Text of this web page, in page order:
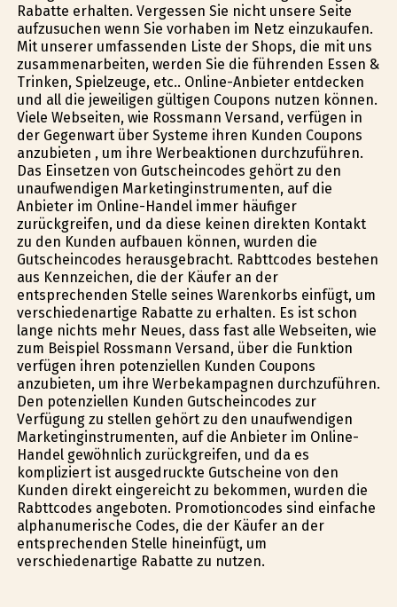
Rabatte erhalten. Vergessen Sie nicht unsere Seite
aufzusuchen wenn Sie vorhaben im Netz einzukaufen.
Mit unserer umfassenden Liste der Shops, die mit uns
zusammenarbeiten, werden Sie die führenden Essen &
Trinken, Spielzeuge, etc.. Online-Anbieter entdecken
und all die jeweiligen gültigen Coupons nutzen können.
Viele Webseiten, wie Rossmann Versand, verfügen in
der Gegenwart über Systeme ihren Kunden Coupons
anzubieten , um ihre Werbeaktionen durchzuführen.
Das Einsetzen von Gutscheincodes gehört zu den
unaufwendigen Marketinginstrumenten, auf die
Anbieter im Online-Handel immer häufiger
zurückgreifen, und da diese keinen direkten Kontakt
zu den Kunden aufbauen können, wurden die
Gutscheincodes herausgebracht. Rabttcodes bestehen
aus Kennzeichen, die der Käufer an der
entsprechenden Stelle seines Warenkorbs einfügt, um
verschiedenartige Rabatte zu erhalten. Es ist schon
lange nichts mehr Neues, dass fast alle Webseiten, wie
zum Beispiel Rossmann Versand, über die Funktion
verfügen ihren potenziellen Kunden Coupons
anzubieten, um ihre Werbekampagnen durchzuführen.
Den potenziellen Kunden Gutscheincodes zur
Verfügung zu stellen gehört zu den unaufwendigen
Marketinginstrumenten, auf die Anbieter im Online-
Handel gewöhnlich zurückgreifen, und da es
kompliziert ist ausgedruckte Gutscheine von den
Kunden direkt eingereicht zu bekommen, wurden die
Rabttcodes angeboten. Promotioncodes sind einfache
alphanumerische Codes, die der Käufer an der
entsprechenden Stelle hineinfügt, um
verschiedenartige Rabatte zu nutzen.